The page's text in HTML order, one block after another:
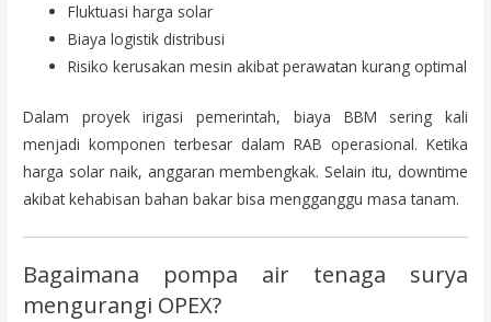
Fluktuasi harga solar
Biaya logistik distribusi
Risiko kerusakan mesin akibat perawatan kurang optimal
Dalam proyek irigasi pemerintah, biaya BBM sering kali
menjadi komponen terbesar dalam RAB operasional. Ketika
harga solar naik, anggaran membengkak. Selain itu, downtime
akibat kehabisan bahan bakar bisa mengganggu masa tanam.
Bagaimana pompa air tenaga surya
mengurangi OPEX?